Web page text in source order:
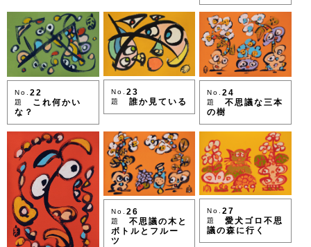
No. 22
題
これ何かい
な？
No. 23
題 誰か見ている
No.24
題
不思議な三本
の樹
No. 26
題
不思議の木と
ボトルとフルー
ツ
No.27
題
愛犬ゴロ不思
議の森に行く